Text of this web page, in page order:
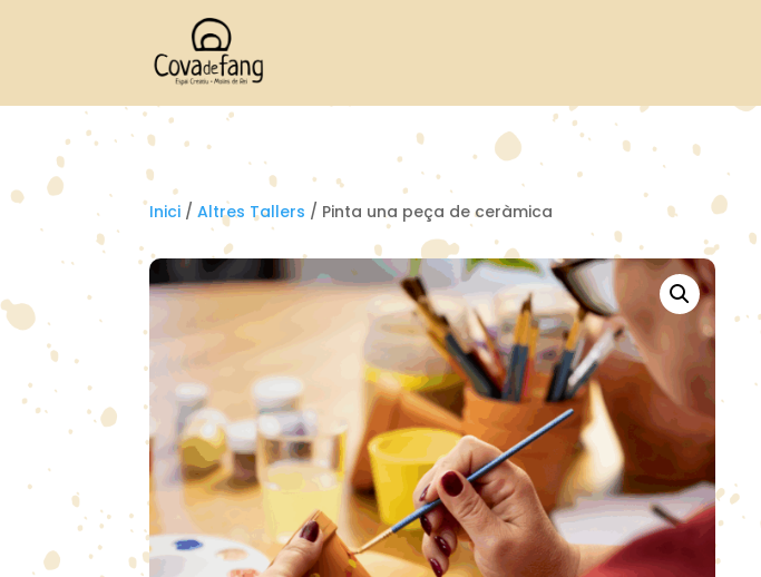
Inici /Altres Tallers / Pinta una peça de ceràmica